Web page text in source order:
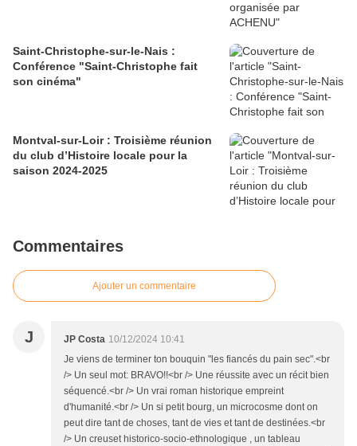
Saint-Christophe-sur-le-Nais :
Conférence "Saint-Christophe fait
son cinéma"
Montval-sur-Loir : Troisième réunion
du club d’Histoire locale pour la
saison 2024-2025
Commentaires
Ajouter un commentaire
J JP Costa 10/12/2024 10:41
Je viens de terminer ton bouquin "les fiancés du pain sec".<br
/> Un seul mot: BRAVO!!<br /> Une réussite avec un récit bien
séquencé.<br /> Un vrai roman historique empreint
d'humanité.<br /> Un si petit bourg, un microcosme dont on
peut dire tant de choses, tant de vies et tant de destinées.<br
/> Un creuset historico-socio-ethnologique , un tableau